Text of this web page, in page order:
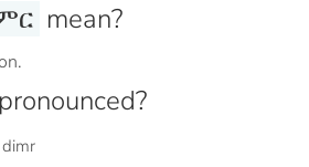
mean?
pronounced?